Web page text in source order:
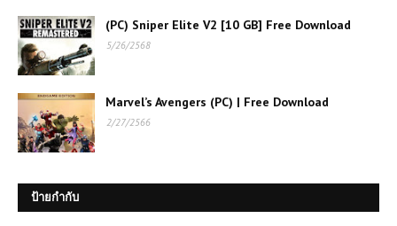
(PC) Sniper Elite V2 [10 GB] Free Download
5/26/2568
Marvel’s Avengers (PC) | Free Download
2/27/2566
ป้ายกำกับ
เกมส์ออนไลน์ Age Of Battle เกม
วางแผนสงครามสุดคลาสสิก เล่นฟรี
สนุกทุกยุค
เกมส์ออนไลน์ Archer Hero – ฮีโร่นัก
ธนูพิชิตศัตรูด้วยปลายนิ้ว
เกมส์ออนไลน์ฟรี FNF Funk 3D เกม